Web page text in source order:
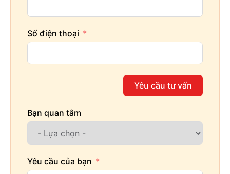
Số điện thoại
Yêu cầu tư vấn
Bạn quan tâm
Yêu cầu của bạn